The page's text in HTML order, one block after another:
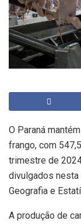
O Paraná
frango, com
trimestre de
divulgados
Geografia e
A produção de